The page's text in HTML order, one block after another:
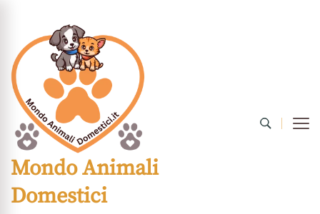
Mondo Animali
Domestici